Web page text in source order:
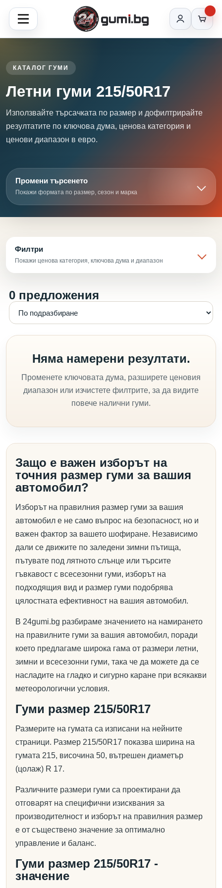
КАТАЛОГ ГУМИ
Летни гуми 215/50R17
Използвайте търсачката по размер и дофилтрирайте
резултатите по ключова дума, ценова категория и
ценови диапазон в евро.
Промени търсенето
Покажи формата по размер, сезон и марка
Филтри
Покажи ценова категория, ключова дума и диапазон
0 предложения
Няма намерени резултати.
Променете ключовата дума, разширете ценовия
диапазон или изчистете филтрите, за да видите
повече налични гуми.
Защо е важен изборът на
точния размер гуми за вашия
автомобил?
Изборът на правилния размер гуми за вашия
автомобил е не само въпрос на безопасност, но и
важен фактор за вашето шофиране. Независимо
дали се движите по заледени зимни пътища,
пътувате под лятното слънце или търсите
гъвкавост с всесезонни гуми, изборът на
подходящия вид и размер гуми подобрява
цялостната ефективност на вашия автомобил.
В 24gumi.bg разбираме значението на намирането
на правилните гуми за вашия автомобил, поради
което предлагаме широка гама от размери летни,
зимни и всесезонни гуми, така че да можете да се
насладите на гладко и сигурно каране при всякакви
метеорологични условия.
Гуми размер 215/50R17
Размерите на гумата са изписани на нейните
страници. Размер 215/50R17 показва ширина на
гумата 215, височина 50, вътрешен диаметър
(цолаж) R 17.
Различните размери гуми са проектирани да
отговарят на специфични изисквания за
производителност и изборът на правилния размер
е от съществено значение за оптимално
управление и баланс.
Гуми размер 215/50R17 -
значение